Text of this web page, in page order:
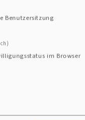
Gewalt
Benutzersitzung
im Browser